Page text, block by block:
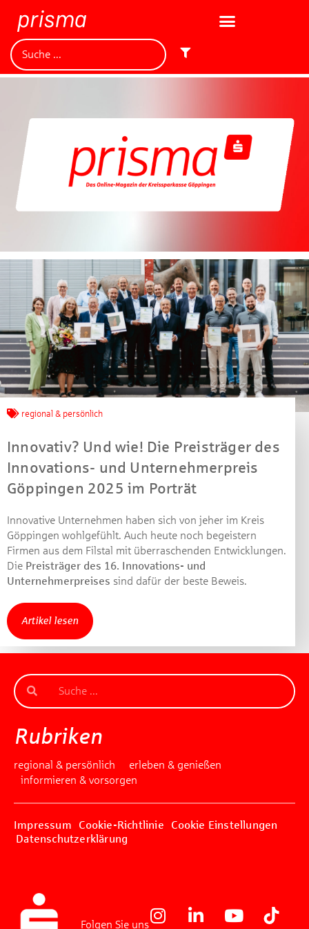
regional & persönlich
Innovativ? Und wie! Die Preisträger des
Innovations- und Unternehmerpreis
Göppingen 2025 im Porträt
Innovative Unternehmen haben sich von jeher im Kreis
Göppingen wohlgefühlt. Auch heute noch begeistern
Firmen aus dem Filstal mit überraschenden Entwicklungen.
Die Preisträger des 16. Innovations- und
Unternehmerpreises sind dafür der beste Beweis.
Artikel lesen
Rubriken
regional & persönlich
erleben & genießen
informieren & vorsorgen
Impressum Cookie-Richtlinie
Cookie Einstellungen
Datenschutzerklärung
Folgen Sie uns
Jetzt mitmachen und
gewinnen!
Machen Sie mit bei unserem Gewinnspiel! Bis 31.
Dezember 2021 verlosen wir 10 Gutscheine des
Treffpunkt Gold der Kreissparkasse Göppingen im Wert
von je 30 Euro.
Beantworten Sie einfach folgende Frage:
Welches Jubiläum feiert die Kreissparkasse
Göppingen in diesem Jahr?
Gewinnspiel geschlossen